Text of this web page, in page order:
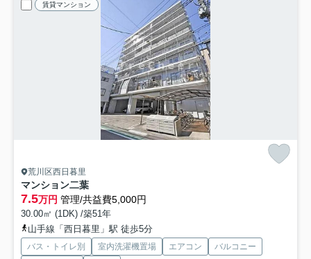
賃貸マンション
荒川区西日暮里
マンション二葉
7.5万円 管理/共益費5,000円
30.00㎡ (1DK) /築51年
山手線「西日暮里」駅 徒歩5分
バス・トイレ別 室内洗濯機置場 エアコン
バルコニー